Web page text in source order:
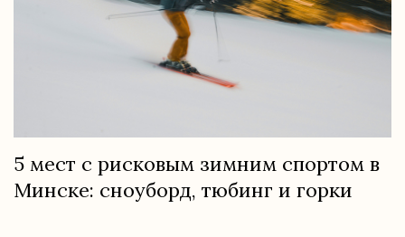
5 мест с рисковым зимним спортом в
Минске: сноуборд, тюбинг и горки